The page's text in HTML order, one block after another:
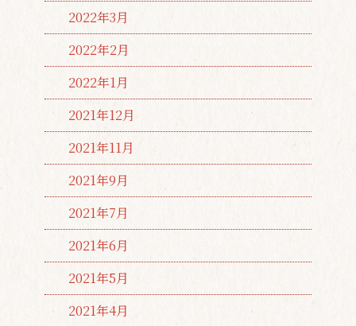
2022年3月
2022年2月
2022年1月
2021年12月
2021年11月
2021年9月
2021年7月
2021年6月
2021年5月
2021年4月